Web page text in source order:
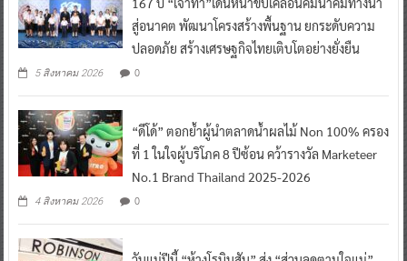
สู่อนาคต พัฒนาโครงสร้างพื้นฐาน ยกระดับความ
ปลอดภัย สร้างเศรษฐกิจไทยเติบโตอย่างยั่งยืน
5 สิงหาคม 2026 0
“ดีโด้” ตอกย้ำผู้นำตลาดน้ำผลไม้ Non 100% ครอง
ที่ 1 ในใจผู้บริโภค 8 ปีซ้อน คว้ารางวัล Marketeer
No.1 Brand Thailand 2025-2026
4 สิงหาคม 2026 0